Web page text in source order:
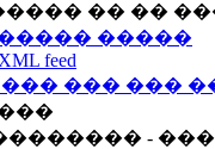
�� ��
�����
feed
��� ��� ���
��������� -